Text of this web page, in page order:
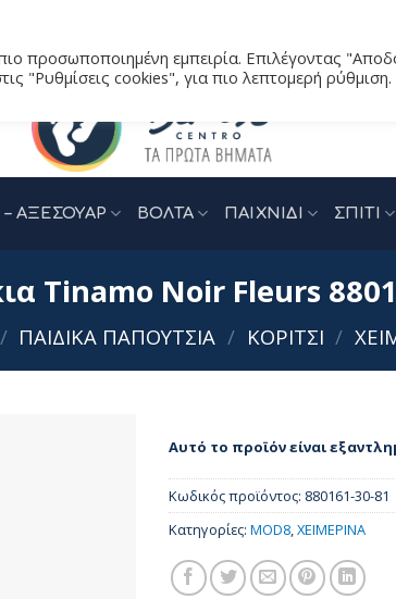
ΑΞΕΣΟΥΑΡ ΒΟΛΤΑ ΠΑΙΧΝΙΔΙ ΣΠΙΤΙ
Tinamo Noir Fleurs
/ ΠΑΙΔΙΚΑ ΠΑΠΟΥΤΣΙΑ / ΚΟΡΙΤΣΙ /
Αυτό το προϊόν είναι
Κωδικός προϊόντος: 880161-30-81
Κατηγορίες: MOD8,ΧΕΙΜΕΡΙΝΑ
προσωποποιημένη εμπειρία. Επιλέγοντας
"Ρυθμίσεις cookies", για πιο λεπτομερή ρύθμιση.